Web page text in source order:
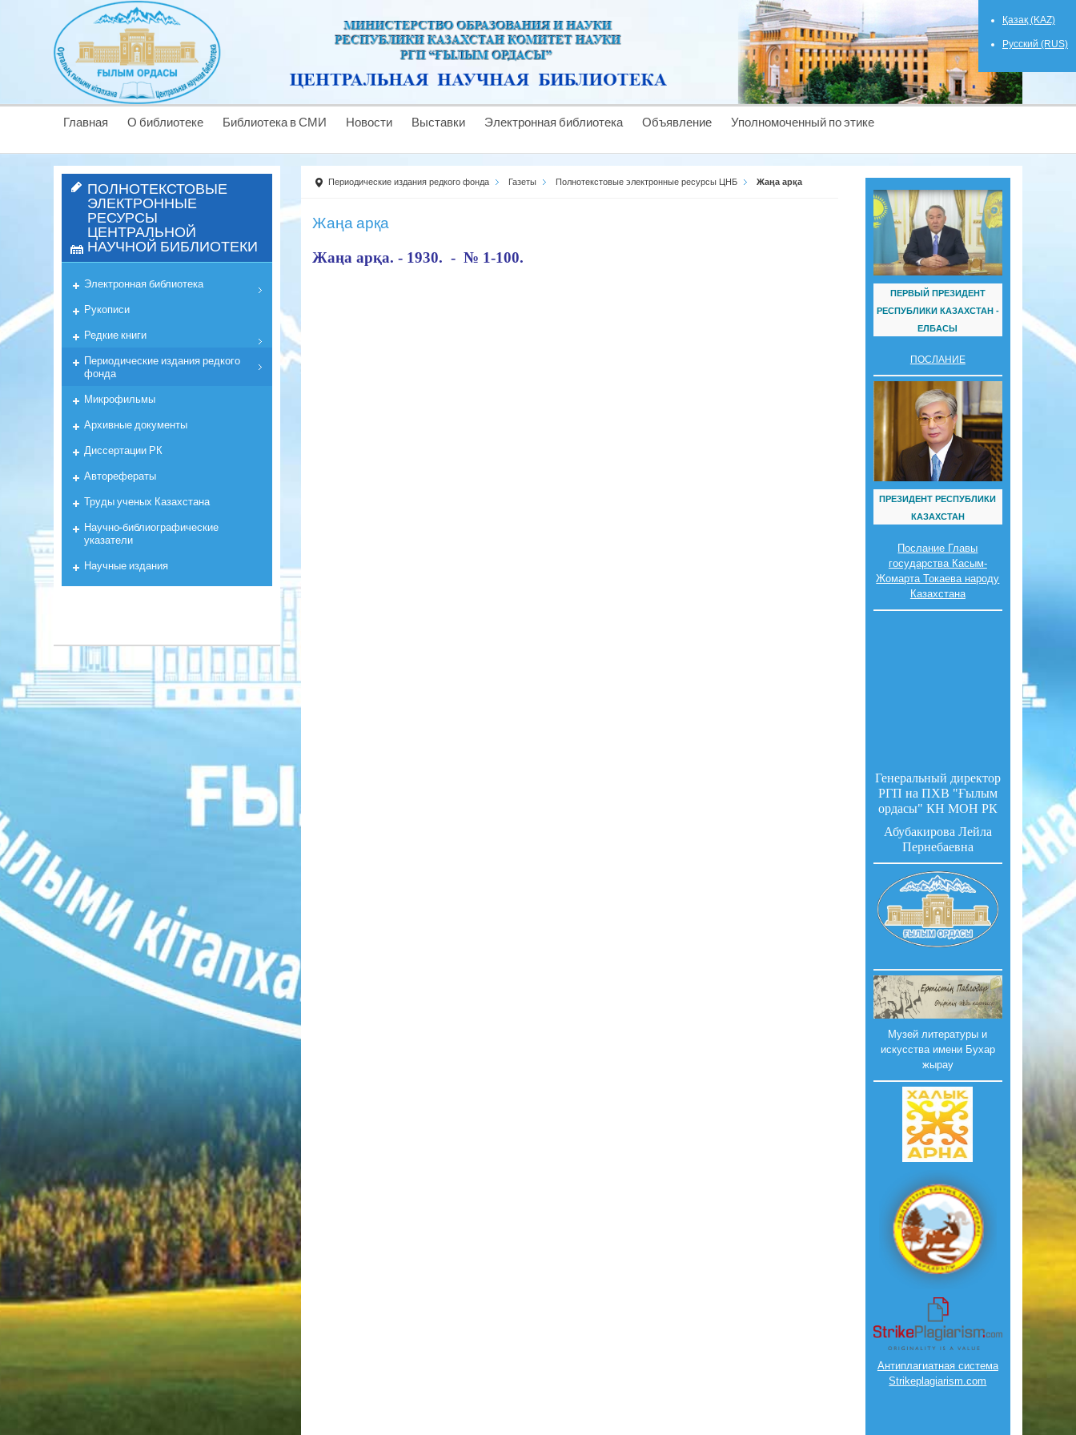
Қазақ (KAZ)
Русский (RUS)
Главная О библиотеке Библиотека в СМИ Новости Выставки Электронная библиотека Объявление Уполномоченный по этике
Периодические издания редкого фонда Газеты Полнотекстовые электронные ресурсы ЦНБ Жаңа арқа
Жаңа арқа
Жаңа арқа. - 1930. - № 1-100.
ПЕРВЫЙ ПРЕЗИДЕНТ
РЕСПУБЛИКИ КАЗАХСТАН -
ЕЛБАСЫ
ПОСЛАНИЕ
ПРЕЗИДЕНТ РЕСПУБЛИКИ
КАЗАХСТАН
Послание Главы
государства Касым-
Жомарта Токаева народу
Казахстана
Генеральный директор
РГП на ПХВ "Ғылым
ордасы" КН МОН РК
Абубакирова Лейла
Пернебаевна
Музей литературы и
искусства имени Бухар
жырау
Антиплагиатная система
Strikeplagiarism.com
ПОЛНОТЕКСТОВЫЕ
ЭЛЕКТРОННЫЕ
РЕСУРСЫ
ЦЕНТРАЛЬНОЙ
НАУЧНОЙ БИБЛИОТЕКИ
Электронная библиотека
Рукописи
Редкие книги
Периодические издания редкого
фонда
Микрофильмы
Архивные документы
Диссертации РК
Авторефераты
Труды ученых Казахстана
Научно-библиографические
указатели
Научные издания